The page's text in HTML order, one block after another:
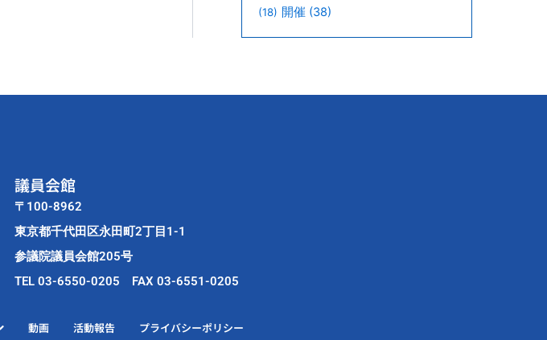
(18) 開催 (38)
議員会館
〒100-8962
東京都千代田区永田町2丁目1-1
参議院議員会館205号
TEL 03-6550-0205 FAX 03-6551-0205
動画 活動報告 プライバシーポリシー